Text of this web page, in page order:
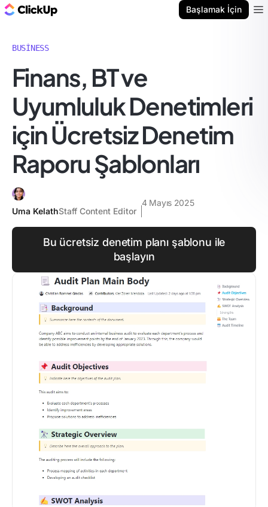
Başlamak İçin
BUSINESS
Finans, BT ve
Uyumluluk Denetimleri
için Ücretsiz Denetim
Raporu Şablonları
Uma KelathStaff Content Editor
4 Mayıs 2025
Bu ücretsiz denetim planı şablonu ile
başlayın